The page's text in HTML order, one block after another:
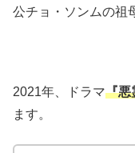
公チョ・ソンムの祖
2021年、ドラマ『悪
ます。